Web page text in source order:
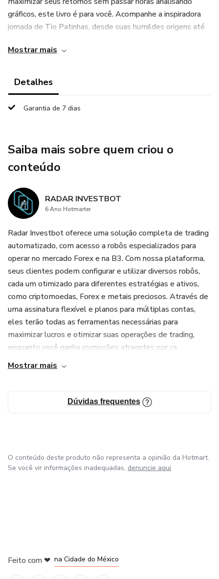
gráficos, este livro é para você. Acompanhe a inspiradora
jornada de Tio Patinhas, desde suas humildes origens até
desbloqueie o seu potencial para a prosperidade financeira!
Mostrar mais
Detalhes
Garantia de 7 dias
Saiba mais sobre quem criou o
conteúdo
RADAR INVESTBOT
6 Ano Hotmarter
Radar Investbot oferece uma solução completa de trading
automatizado, com acesso a robôs especializados para
operar no mercado Forex e na B3. Com nossa plataforma,
seus clientes podem configurar e utilizar diversos robôs,
cada um otimizado para diferentes estratégias e ativos,
como criptomoedas, Forex e metais preciosos. Através de
uma assinatura flexível e planos para múltiplas contas,
eles terão todas as ferramentas necessárias para
maximizar lucros e otimizar suas operações de trading,
enquanto você ganha comissões atraentes por ca...
Mostrar mais
Dúvidas frequentes
O conteúdo deste produto não representa a opinião da Hotmart.
Se você vir informações inadequadas, denuncie aqui
Feito com ❤ na Cidade do México